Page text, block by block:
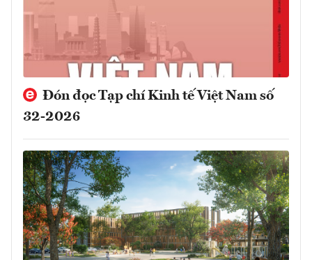
Đón đọc Tạp chí Kinh tế Việt Nam số
32-2026